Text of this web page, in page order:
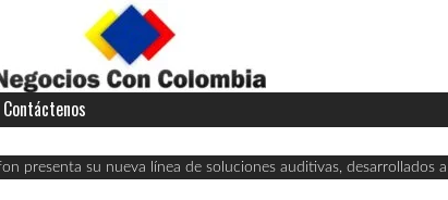
Contáctenos
presenta su nueva línea de soluciones auditivas, desarrollados